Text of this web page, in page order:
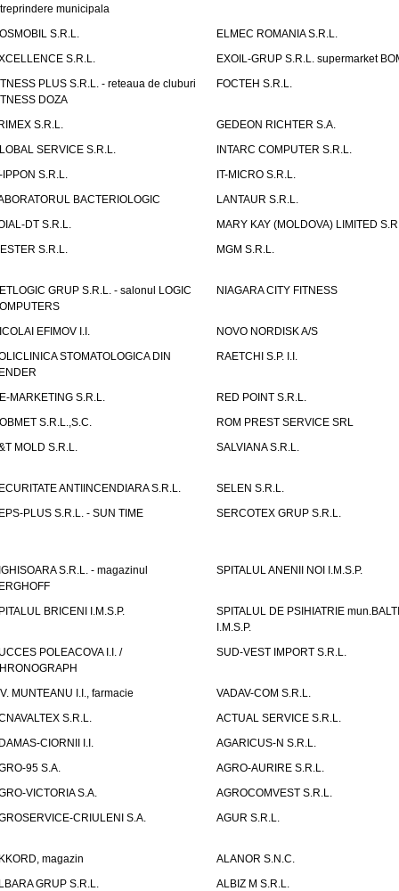
municipala
S.R.L.
ELMEC ROMANIA S.R.L.
S.R.L.
EXOIL-GRUP S.R.L. supermarket
PLUS S.R.L. - reteaua de cluburi
DOZA
FOCTEH S.R.L.
S.R.L.
GEDEON RICHTER S.A.
SERVICE S.R.L.
INTARC COMPUTER S.R.L.
IPPON S.R.L.
IT-MICRO S.R.L.
BACTERIOLOGIC
LANTAUR S.R.L.
DT S.R.L.
MARY KAY (MOLDOVA) LIMITED
S.R.L.
MGM S.R.L.
GRUP S.R.L. - salonul LOGIC
NIAGARA CITY FITNESS
EFIMOV I.I.
NOVO NORDISK A/S
STOMATOLOGICA DIN
RAETCHI S.P. I.I.
MARKETING S.R.L.
RED POINT S.R.L.
S.R.L.,S.C.
ROM PREST SERVICE SRL
MOLD S.R.L.
SALVIANA S.R.L.
ANTIINCENDIARA S.R.L.
SELEN S.R.L.
PLUS S.R.L. - SUN TIME
SERCOTEX GRUP S.R.L.
S.R.L. - magazinul
SPITALUL ANENII NOI I.M.S.P.
BRICENI I.M.S.P.
SPITALUL DE PSIHIATRIE mun.BALTI
I.M.S.P.
POLEACOVA I.I. /
SUD-VEST IMPORT S.R.L.
MUNTEANU I.I., farmacie
VADAV-COM S.R.L.
S.R.L.
ACTUAL SERVICE S.R.L.
CIORNII I.I.
AGARICUS-N S.R.L.
95 S.A.
AGRO-AURIRE S.R.L.
VICTORIA S.A.
AGROCOMVEST S.R.L.
CRIULENI S.A.
AGUR S.R.L.
magazin
ALANOR S.N.C.
GRUP S.R.L.
ALBIZ M S.R.L.